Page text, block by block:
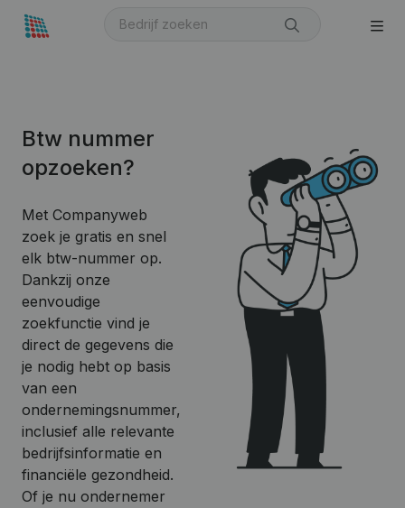
Btw nummer
opzoeken?
Met Companyweb
zoek je gratis en snel
elk btw-nummer op.
Dankzij onze
eenvoudige
zoekfunctie vind je
direct de gegevens die
je nodig hebt op basis
van een
ondernemingsnummer,
inclusief alle relevante
bedrijfsinformatie en
financiële gezondheid.
Of je nu ondernemer